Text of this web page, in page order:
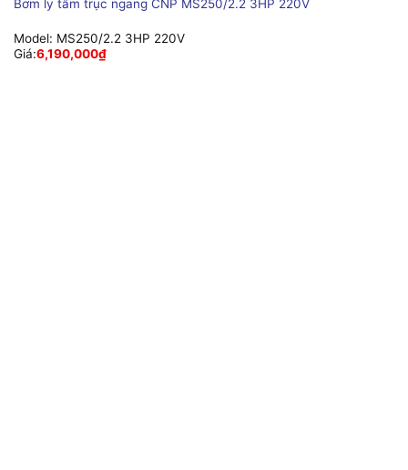
Bơm ly tâm trục ngang CNP MS250/2.2 3HP 220V
Model: MS250/2.2 3HP 220V
Giá:6,190,000₫